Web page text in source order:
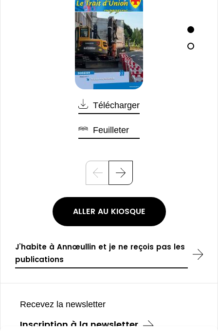
Télécharger
Feuilleter
P
r
c
d
n
S
u
v
n
ALLER AU KIOSQUE
J’habite à Annœullin et je ne reçois pas les
publications
Recevez la newsletter
Inscription à la newsletter